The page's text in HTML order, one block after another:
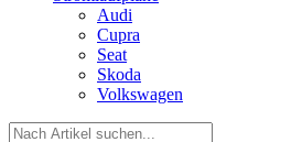
Audi
Cupra
Seat
Skoda
Volkswagen